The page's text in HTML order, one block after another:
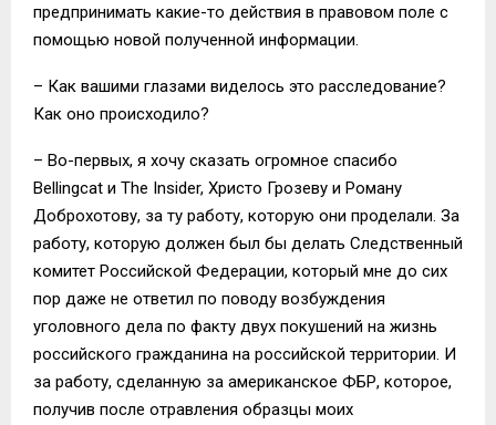
предпринимать какие-то действия в правовом поле с
помощью новой полученной информации.
– Как вашими глазами виделось это расследование?
Как оно происходило?
– Во-первых, я хочу сказать огромное спасибо
Bellingcat и The Insider, Христо Грозеву и Роману
Доброхотову, за ту работу, которую они проделали. За
работу, которую должен был бы делать Следственный
комитет Российской Федерации, который мне до сих
пор даже не ответил по поводу возбуждения
уголовного дела по факту двух покушений на жизнь
российского гражданина на российской территории. И
за работу, сделанную за американское ФБР, которое,
получив после отравления образцы моих